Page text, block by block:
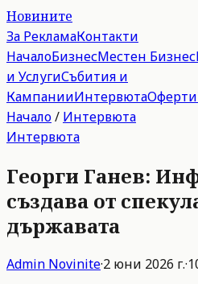
Новините
За РекламаКонтакти
НачалоБизнесМестен Бизнес
и УслугиСъбития и
КампанииИнтервютаОферти
Начало/ Интервюта
Интервюта
Георги Ганев:
създава от
държавата
Admin Novinite·2 юни 2026 г.·